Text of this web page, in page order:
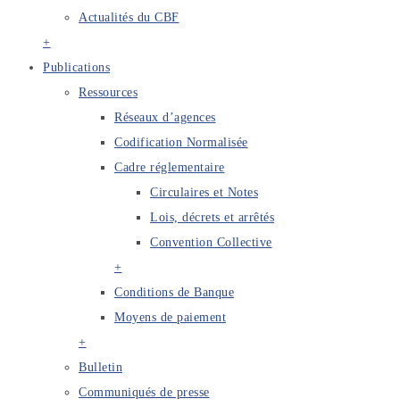
Actualités du CBF
+
Publications
Ressources
Réseaux d’agences
Codification Normalisée
Cadre réglementaire
Circulaires et Notes
Lois, décrets et arrêtés
Convention Collective
+
Conditions de Banque
Moyens de paiement
+
Bulletin
Communiqués de presse